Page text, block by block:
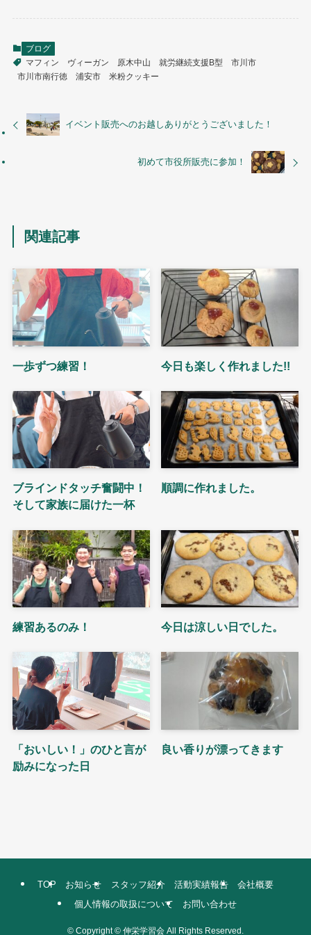
ブログ
マフィン
ヴィーガン 原木中山 就労継続支援B型
市川市
市川市南行徳
浦安市 米粉クッキー
イベント販売へのお越しありがとうございました！
初めて市役所販売に参加！
関連記事
一歩ずつ練習！ 今日も楽しく作れました!!
ブラインドタッチ奮闘中！
そして家族に届けた一杯
順調に作れました。
練習あるのみ！ 今日は涼しい日でした。
「おいしい！」のひと言が
励みになった日
良い香りが漂ってきます
TOP お知らせ スタッフ紹介 活動実績報告
会社概要
個人情報の取扱について
お問い合わせ
© Copyright © 伸栄学習会 All Rights Reserved.